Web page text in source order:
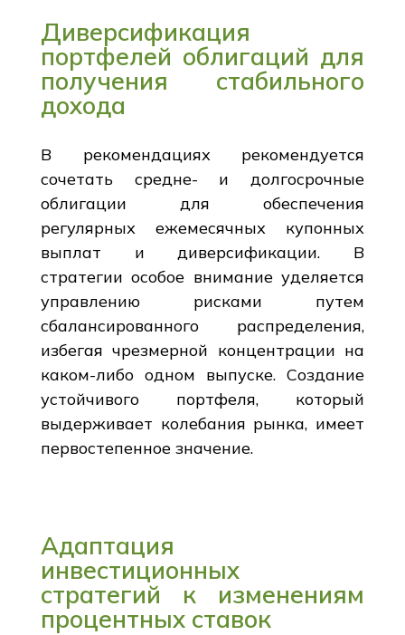
Диверсификация
портфелей облигаций для
получения стабильного
дохода
В рекомендациях рекомендуется
сочетать средне- и долгосрочные
облигации для обеспечения
регулярных ежемесячных купонных
выплат и диверсификации. В
стратегии особое внимание уделяется
управлению рисками путем
сбалансированного распределения,
избегая чрезмерной концентрации на
каком-либо одном выпуске. Создание
устойчивого портфеля, который
выдерживает колебания рынка, имеет
первостепенное значение.
Адаптация
инвестиционных
стратегий к изменениям
процентных ставок